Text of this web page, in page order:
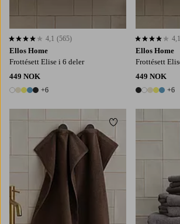
Ellos Home
Frottésett Elise i 6 deler
449 NOK
11 farger
+6
4,1 basert på 565 karaktergivninger
4,1 (565)
Ellos Home
Frottésett
449 NOK
11 farger
+6
4,1 basert på4,1
Legg til